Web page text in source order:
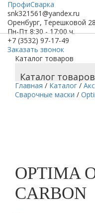
ПрофиСварка
snk321561@yandex.ru
Оренбург, Терешковой
Пн-Пт 8:30 - 17:00 ч.
+7 (3532) 97-17-49
Заказать звонок
Каталог товаров
Каталог товаров
Главная / Каталог /
Сварочные маски /
OPTIMA
CARBON